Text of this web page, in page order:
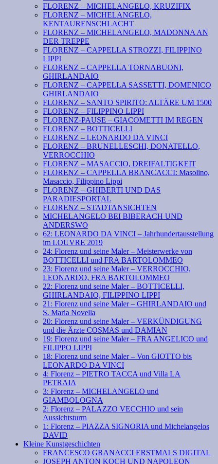
FLORENZ – MICHELANGELO, KRUZIFIX
FLORENZ – MICHELANGELO,
KENTAURENSCHLACHT
FLORENZ – MICHELANGELO, MADONNA AN
DER TREPPE
FLORENZ – CAPPELLA STROZZI, FILIPPINO
LIPPI
FLORENZ – CAPPELLA TORNABUONI,
GHIRLANDAIO
FLORENZ – CAPPELLA SASSETTI, DOMENICO
GHIRLANDAIO
FLORENZ – SANTO SPIRITO: ALTÄRE UM 1500
FLORENZ – FILIPPINO LIPPI
FLORENZ-PAUSE – GIACOMETTI IM REGEN
FLORENZ – BOTTICELLI
FLORENZ – LEONARDO DA VINCI
FLORENZ – BRUNELLESCHI, DONATELLO,
VERROCCHIO
FLORENZ – MASACCIO, DREIFALTIGKEIT
FLORENZ – CAPPELLA BRANCACCI: Masolino,
Masaccio, Filippino Lippi
FLORENZ – GHIBERTI UND DAS
PARADIESPORTAL
FLORENZ – STADTANSICHTEN
MICHELANGELO BEI BIBERACH UND
ANDERSWO
62: LEONARDO DA VINCI – Jahrhundertausstellung
im LOUVRE 2019
24: Florenz und seine Maler – Meisterwerke von
BOTTICELLI und FRA BARTOLOMMEO
23: Florenz und seine Maler – VERROCCHIO,
LEONARDO, FRA BARTOLOMMEO
22: Florenz und seine Maler – BOTTICELLI,
GHIRLANDAIO, FILIPPINO LIPPI
21: Florenz und seine Maler – GHIRLANDAIO und
S. Maria Novella
20: Florenz und seine Maler – VERKÜNDIGUNG
und die Ärzte COSMAS und DAMIAN
19: Florenz und seine Maler – FRA ANGELICO und
FILIPPO LIPPI
18: Florenz und seine Maler – Von GIOTTO bis
LEONARDO DA VINCI
4: Florenz – PIETRO TACCA und Villa LA
PETRAIA
3: Florenz – MICHELANGELO und
GIAMBOLOGNA
2: Florenz – PALAZZO VECCHIO und sein
Aussichtsturm
1: Florenz – PIAZZA SIGNORIA und Michelangelos
DAVID
Kleine Kunstgeschichten
FRANCESCO GRANACCI ERSTMALS DIGITAL
JOSEPH ANTON KOCH UND NAPOLEON